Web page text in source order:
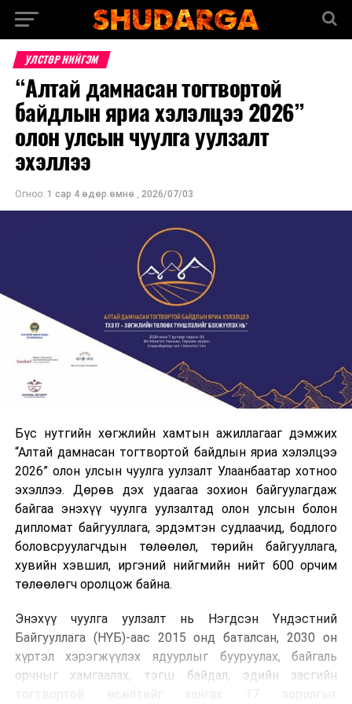
УЛСТӨР НИЙГЭМ
“Алтай дамнасан тогтвортой
байдлын яриа хэлэлцээ 2026”
олон улсын чуулга уулзалт
эхэллээ
Огноо: 1 сар 4 өдөр.өмнө , 2026/07/03
Бүс нутгийн хөгжлийн хамтын ажиллагааг дэмжих
“Алтай дамнасан тогтвортой байдлын яриа хэлэлцээ
2026” олон улсын чуулга уулзалт Улаанбаатар хотноо
эхэллээ. Дөрөв дэх удаагаа зохион байгуулагдаж
байгаа энэхүү чуулга уулзалтад олон улсын болон
дипломат байгууллага, эрдэмтэн судлаачид, бодлого
боловсруулагчдын төлөөлөл, төрийн байгууллага,
хувийн хэвшил, иргэний нийгмийн нийт 600 орчим
төлөөлөгч оролцож байна.
Энэхүү чуулга уулзалт нь Нэгдсэн Үндэстний
Байгууллага (НҮБ)-аас 2015 онд баталсан, 2030 он
хүртэл хэрэгжүүлэх ядуурлыг бууруулах, байгаль
орчныг хамгаалах, тэгш байдал, эдийн засгийн